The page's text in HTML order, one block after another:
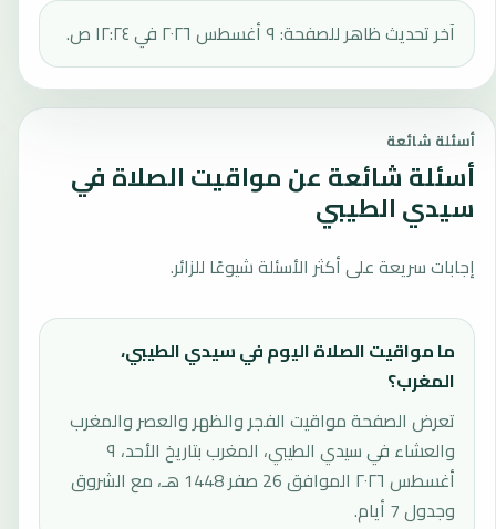
آخر تحديث ظاهر للصفحة: ٩ أغسطس ٢٠٢٦ في ١٢:٢٤ ص.
أسئلة شائعة
أسئلة شائعة عن مواقيت الصلاة في
سيدي الطيبي
إجابات سريعة على أكثر الأسئلة شيوعًا للزائر.
ما مواقيت الصلاة اليوم في سيدي الطيبي،
المغرب؟
تعرض الصفحة مواقيت الفجر والظهر والعصر والمغرب
والعشاء في سيدي الطيبي، المغرب بتاريخ الأحد، ٩
أغسطس ٢٠٢٦ الموافق 26 صفر 1448 هـ، مع الشروق
وجدول 7 أيام.